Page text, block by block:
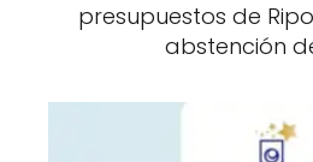
presupuestos de
abstención